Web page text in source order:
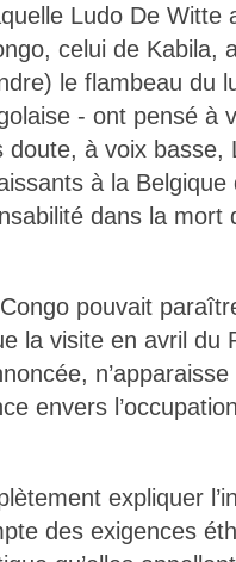
Ludo De Witte
celui de Kabila,
le flambeau du
- ont pensé à
doute, à voix
à la
dans la mort
pouvait
la visite en avril du
envers
expliquer
des exigences